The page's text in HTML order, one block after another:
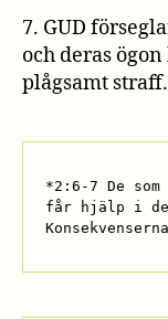
7. GUD
och deras
plågsamt straff.
*2:6-7 De
får hjälp i